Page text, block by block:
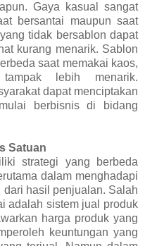
Gaya kasual sangat
bersantai maupun saat
tidak bersablon dapat
kurang menarik. Sablon
saat memakai kaos,
lebih menarik.
dapat menciptakan
berbisnis di bidang
Satuan
strategi yang berbeda
dalam menghadapi
hasil penjualan. Salah
adalah sistem jual produk
harga produk yang
keuntungan yang